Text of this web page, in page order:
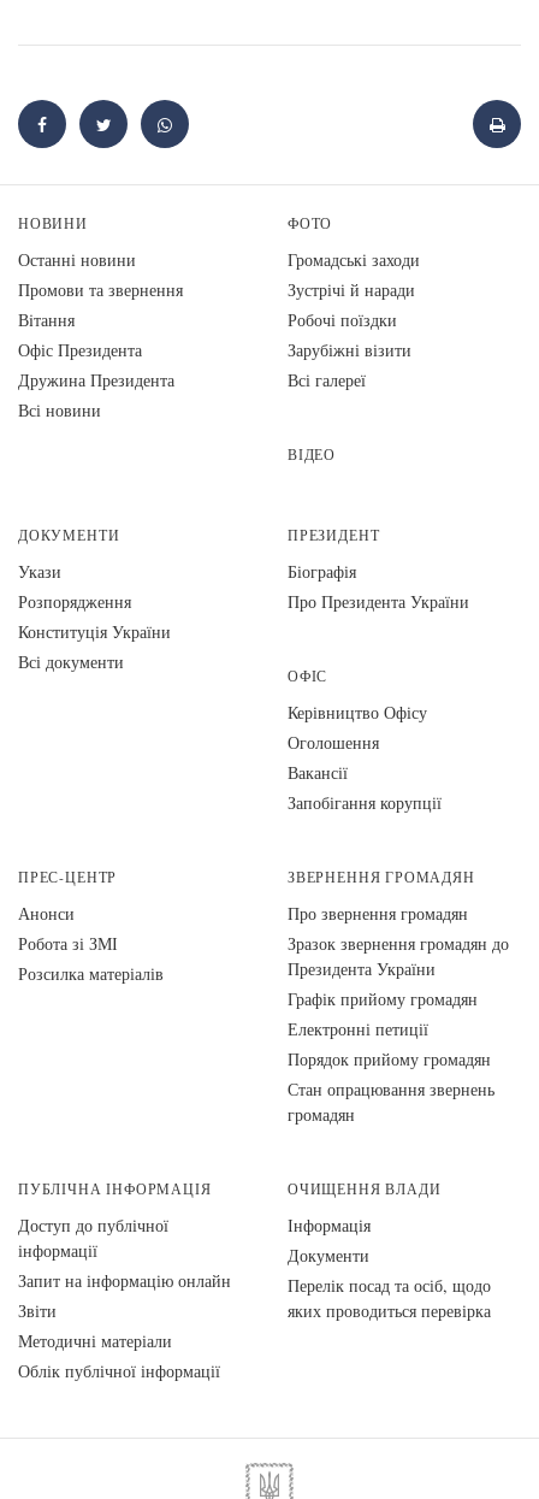
НОВИНИ
Останні новини
Промови та звернення
Вiтання
Офіс Президента
Дружина Президента
Всі новини
ФОТО
Громадські заходи
Зустрічі й наради
Робочі поїздки
Зарубіжні візити
Всі галереї
ВІДЕО
ДОКУМЕНТИ
Укази
Розпорядження
Конституція України
Всі документи
ПРЕЗИДЕНТ
Біографія
Про Президента України
ОФІС
Керівництво Офісу
Оголошення
Вакансії
Запобігання корупції
ПРЕС-ЦЕНТР
Анонси
Робота зі ЗМІ
Розсилка матеріалів
ЗВЕРНЕННЯ ГРОМАДЯН
Про звернення громадян
Зразок звернення громадян до
Президента України
Графік прийому громадян
Електронні петиції
Порядок прийому громадян
Стан опрацювання звернень
громадян
ПУБЛІЧНА ІНФОРМАЦІЯ
Доступ до публічної
інформації
Запит на інформацію онлайн
Звіти
Методичні матеріали
Облік публічної інформації
ОЧИЩЕННЯ ВЛАДИ
Інформація
Документи
Перелік посад та осіб, щодо
яких проводиться перевірка